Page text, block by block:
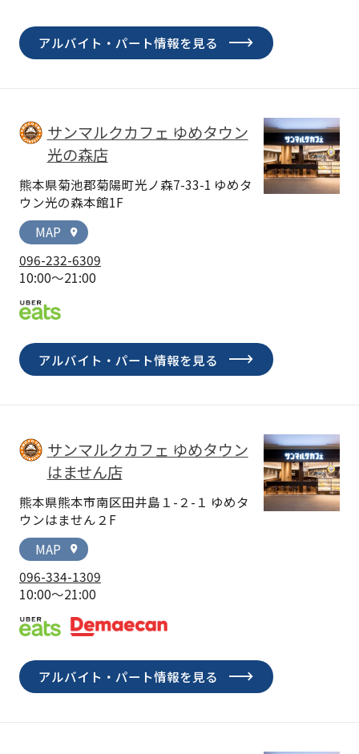
アルバイト・パート情報を見る
サンマルクカフェ ゆめタウン
光の森店
熊本県菊池郡菊陽町光ノ森7-33-1 ゆめタ
ウン光の森本館1F
MAP
location_on
096-232-6309
10:00～21:00
アルバイト・パート情報を見る
サンマルクカフェ ゆめタウン
はません店
熊本県熊本市南区田井島１-２-１ ゆめタ
ウンはません２F
MAP
location_on
096-334-1309
10:00～21:00
アルバイト・パート情報を見る